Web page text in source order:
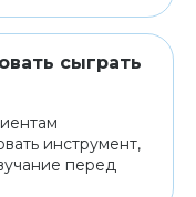
сыграть
инструмент,
перед